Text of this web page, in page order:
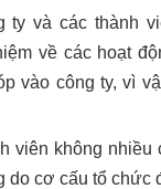
ty và các thành
về các hoạt
vào công ty, vì
viên không nhiều
do cơ cấu tổ chức